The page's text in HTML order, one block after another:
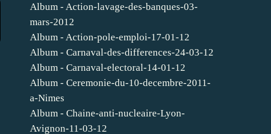
Album - Action-lavage-des-banques-03-
mars-2012
Album - Action-pole-emploi-17-01-12
Album - Carnaval-des-differences-24-03-12
Album - Carnaval-electoral-14-01-12
Album - Ceremonie-du-10-decembre-2011-
a-Nimes
Album - Chaine-anti-nucleaire-Lyon-
Avignon-11-03-12